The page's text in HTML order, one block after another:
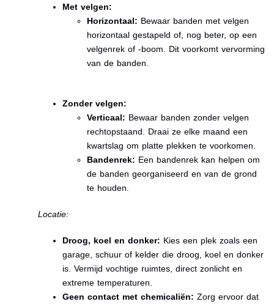
Met velgen:
Horizontaal: Bewaar banden met velgen
horizontaal gestapeld of, nog beter, op een
velgenrek of -boom. Dit voorkomt vervorming
van de banden.
Zonder velgen:
Verticaal: Bewaar banden zonder velgen
rechtopstaand. Draai ze elke maand een
kwartslag om platte plekken te voorkomen.
Bandenrek: Een bandenrek kan helpen om
de banden georganiseerd en van de grond
te houden.
Locatie:
Droog, koel en donker: Kies een plek zoals een
garage, schuur of kelder die droog, koel en donker
is. Vermijd vochtige ruimtes, direct zonlicht en
extreme temperaturen.
Geen contact met chemicaliën: Zorg ervoor dat